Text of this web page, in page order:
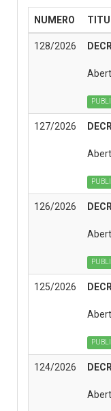
NUMERO
128/2026
127/2026
126/2026
125/2026
124/2026